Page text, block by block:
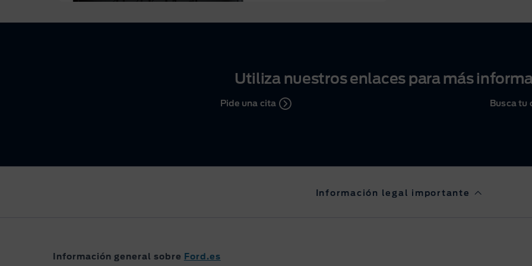
Utiliza nuestros enlaces para más
Pide una cita Busca tu
Información legal importante
Información general sobre Ford.es